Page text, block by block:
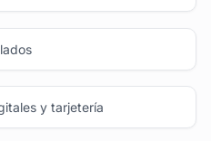
y tarjetería